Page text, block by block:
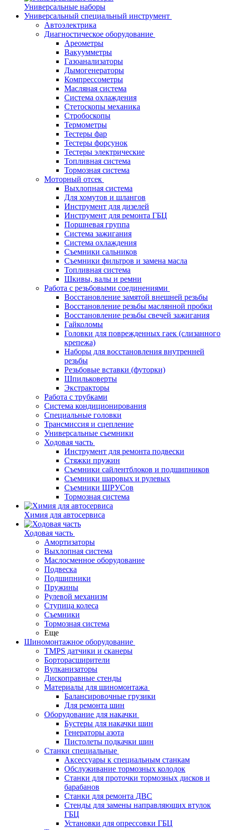
Универсальные наборы
Универсальный специальный инструмент
Автоэлектрика
Диагностическое оборудование
Ареометры
Вакуумметры
Газоанализаторы
Дымогенераторы
Компрессометры
Масляная система
Система охлаждения
Стетоскопы механика
Стробоскопы
Термометры
Тестеры фар
Тестеры форсунок
Тестеры электрические
Топливная система
Тормозная система
Моторный отсек
Выхлопная система
Для хомутов и шлангов
Инструмент для дизелей
Инструмент для ремонта ГБЦ
Поршневая группа
Система зажигания
Система охлаждения
Съемники сальников
Съемники фильтров и замена масла
Топливная система
Шкивы, валы и ремни
Работа с резьбовыми соединениями
Восстановление замятой внешней резьбы
Восстановление резьбы маслянной пробки
Восстановление резьбы свечей зажигания
Гайколомы
Головки для поврежденных гаек (слизанного
крепежа)
Наборы для восстановления внутренней
резьбы
Резьбовые вставки (футорки)
Шпильковерты
Экстракторы
Работа с трубками
Система кондиционирования
Специальные головки
Трансмиссия и сцепление
Универсальные съемники
Ходовая часть
Инструмент для ремонта подвески
Стяжки пружин
Съемники сайлентблоков и подшипников
Съемники шаровых и рулевых
Съемники ШРУСов
Тормозная система
Химия для автосервиса
Ходовая часть
Амортизаторы
Выхлопная система
Маслосменное оборудование
Подвеска
Подшипники
Пружины
Рулевой механизм
Ступица колеса
Съемники
Тормозная система
Еще
Шиномонтажное оборудование
TMPS датчики и сканеры
Борторасширители
Вулканизаторы
Дископравные стенды
Материалы для шиномонтажа
Балансировочные грузики
Для ремонта шин
Оборудование для накачки
Бустеры для накачки шин
Генераторы азота
Пистолеты подкачки шин
Станки специальные
Аксессуары к специальным станкам
Обслуживание тормозных колодок
Станки для проточки тормозных дисков и
барабанов
Станки для ремонта ДВС
Стенды для замены направляющих втулок
ГБЦ
Установки для опрессовки ГБЦ